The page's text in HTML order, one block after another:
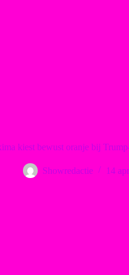
kiest bewust oranje bij
Showredactie 14